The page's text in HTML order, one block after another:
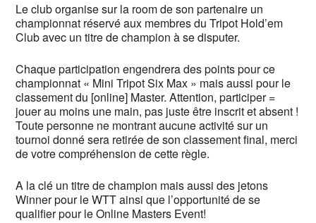
Le club organise sur la room de son partenaire un
championnat réservé aux membres du Tripot Hold’em
Club avec un titre de champion à se disputer.
Chaque participation engendrera des points pour ce
championnat « Mini Tripot Six Max » mais aussi pour le
classement du [online] Master.Attention, participer =
jouer au moins une main, pas juste être inscrit et absent !
Toute personne ne montrant aucune activité sur un
tournoi donné sera retirée de son classement final, merci
de votre compréhension de cette règle.
A la clé un titre de champion mais aussi des jetons
Winner pour le WTT ainsi que l’opportunité de se
qualifier pour le Online Masters Event!